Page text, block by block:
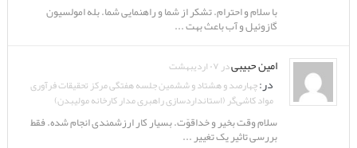
با سلام و احترام. تشکر از شما و راهنمایی شما. بله امولسیون
گازوئیل و آب باعث بهت ...
امین حبیبیدر ۰۷ اردیبهشت
در:چهارصد و هشتاد و ششمین جلسه هفتگی مرکز تحقیقات فرآوری
مواد کاشی‌گر (استانداردسازی راهبری مدار کارخانه مولیبدن)
سلام وقت بخیر و خداقوّت. بسیار کار ارزشمندی انجام شده. فقط
بررسی تاثیر یک تغییر ...